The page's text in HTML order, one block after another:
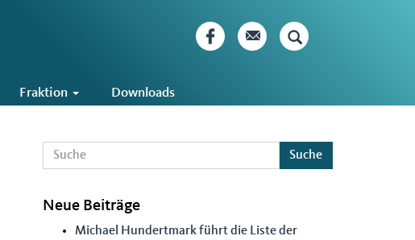
Fraktion Downloads
Suche
Neue Beiträge
Michael Hundertmark führt die Liste der